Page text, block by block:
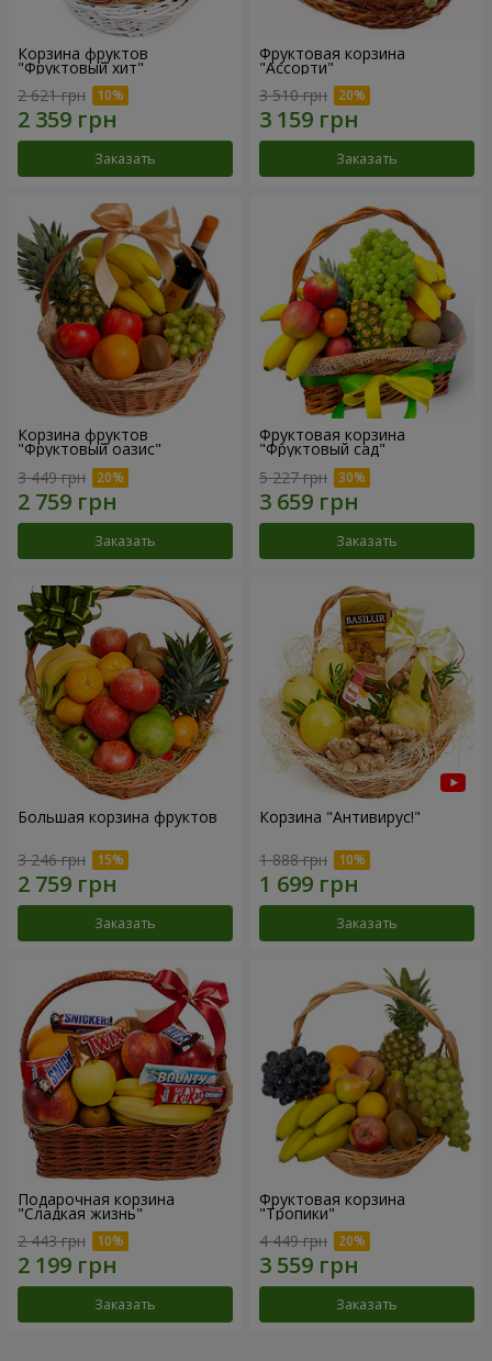
Корзина фруктов
"Фруктовый хит"
2 621 грн
Заказать
Фруктовая корзина
"Ассорти"
3 510 грн
Заказать
Корзина фруктов
"Фруктовый оазис"
3 449 грн
Заказать
Фруктовая корзина
"Фруктовый сад"
5 227 грн
Заказать
Большая корзина фруктов
3 246 грн
Заказать
Корзина "Антивирус!"
1 888 грн
Заказать
Подарочная корзина
"Сладкая жизнь"
2 443 грн
Заказать
Фруктовая корзина
"Тропики"
4 449 грн
Заказать